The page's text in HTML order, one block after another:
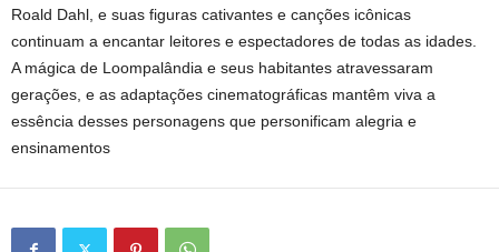
Roald Dahl, e suas figuras cativantes e canções icônicas
continuam a encantar leitores e espectadores de todas as idades.
A mágica de Loompalândia e seus habitantes atravessaram
gerações, e as adaptações cinematográficas mantêm viva a
essência desses personagens que personificam alegria e
ensinamentos